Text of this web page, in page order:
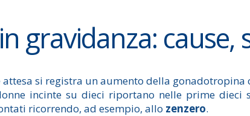
gravidanza:
attesa si registra un aumento della gonadotropina
incinte su dieci riportano nelle prime
ricorrendo, ad esempio, allo zenzero.